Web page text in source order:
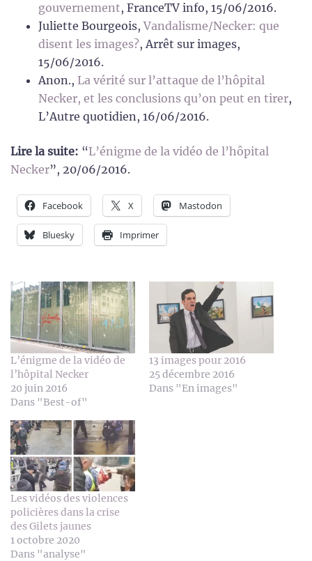
gouvernement, FranceTV info, 15/06/2016.
Juliette Bourgeois,Vandalisme/Necker: que
disent les images?, Arrêt sur images,
15/06/2016.
Anon., La vérité sur l’attaque de l’hôpital
Necker, et les conclusions qu’on peut en tirer,
L’Autre quotidien, 16/06/2016.
Lire la suite: “L’énigme de la vidéo de l’hôpital
Necker”, 20/06/2016.
Facebook X Mastodon
Bluesky Imprimer
L’énigme de la vidéo de
l’hôpital Necker
20 juin 2016
Dans "Best-of"
13 images pour 2016
25 décembre 2016
Dans "En images"
Les vidéos des violences
policières dans la crise
des Gilets jaunes
1 octobre 2020
Dans "analyse"